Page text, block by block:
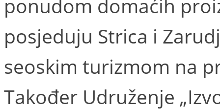
ponudom domaćih
posjeduju Strica i
seoskim turizmom na
Također Udruženje